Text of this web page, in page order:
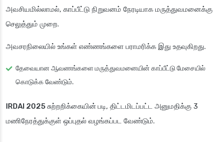
அவசியமில்லாமல், காப்பீட்டு நிறுவனம் நேரடியாக மருத்துவமனைக்கு
செலுத்தும் முறை.
அவசரநிலையில் உங்கள் எண்ணங்களை பராமரிக்க இது உதவுகிறது.
தேவையான ஆவணங்களை மருத்துவமனையின் காப்பீட்டு மேசையில்
கொடுக்க வேண்டும்.
IRDAI 2025 சுற்றறிக்கையின் படி, திட்டமிடப்பட்ட அனுமதிக்கு 3
மணிநேரத்துக்குள் ஒப்புதல் வழங்கப்பட வேண்டும்.